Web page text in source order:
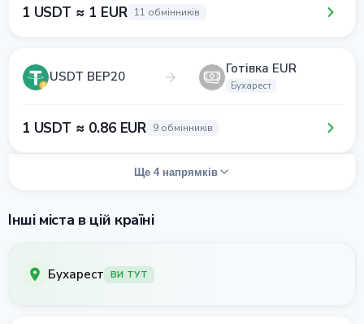
1 USDT ≈ 1 EUR 11 обмінників
USDT BEP20 Готівка EUR
Бухарест
1 USDT ≈ 0.86 EUR 9 обмінників
Ще 4 напрямків
Інші міста в цій країні
Бухарест ВИ ТУТ